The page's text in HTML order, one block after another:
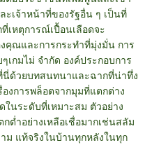
ะเจ้าหน้าที่ของรัฐอื่น ๆ เป็นที่
เหตุการณ์เปื้อนเลือดจะ
คุณและการกระทำที่มุ่งมั่น การ
เกมไม่ จำกัด องค์ประกอบการ
ด้วยบทสนทนาและฉากที่น่าทึ่ง
องการพล็อตจากมุมที่แตกต่าง
ในระดับที่เหมาะสม ตัวอย่าง
ต่ำอย่างเหลือเชื่อมากเช่นสลัม
ม แท้จริงในบ้านทุกหลังในทุก